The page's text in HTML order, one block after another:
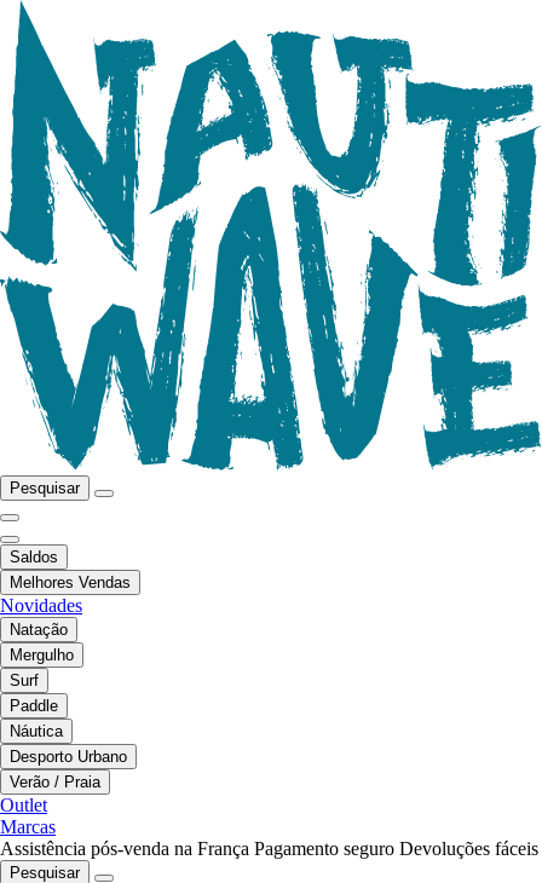
Pesquisar
Saldos
Melhores Vendas
Novidades
Natação
Mergulho
Surf
Paddle
Náutica
Desporto Urbano
Verão / Praia
Outlet
Marcas
Assistência pós-venda na França Pagamento seguro Devoluções fáceis
Pesquisar